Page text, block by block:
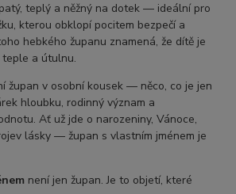
teplý a něžný na dotek — ideální pro
kterou obklopí pocitem bezpečí a
hebkého županu znamená, že dítě je
teple a útulnu.
župan v osobní kousek — něco, co je jen
hloubku, rodinný význam a
Ať už jde o narozeniny, Vánoce,
lásky — župan s vlastním jménem je
není jen župan. Je to objetí, které